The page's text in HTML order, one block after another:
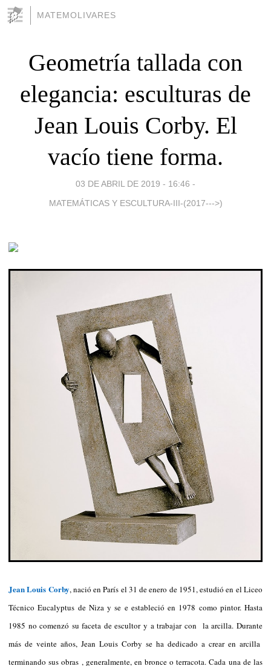
MATEMOLIVARES
Geometría tallada con
elegancia: esculturas de
Jean Louis Corby. El
vacío tiene forma.
03 DE ABRIL DE 2019 - 16:46 -
MATEMÁTICAS Y ESCULTURA-III-(2017--->)
Jean Louis Corby, nació en París el 31 de enero de 1951, estudió en el Liceo
Técnico Eucalyptus de Niza y se e estableció en 1978 como pintor. Hasta
1985 no comenzó su faceta de escultor y a trabajar con la arcilla. Durante
más de veinte años, Jean Louis Corby se ha dedicado a crear en arcilla
terminando sus obras , generalmente, en bronce o terracota. Cada una de las